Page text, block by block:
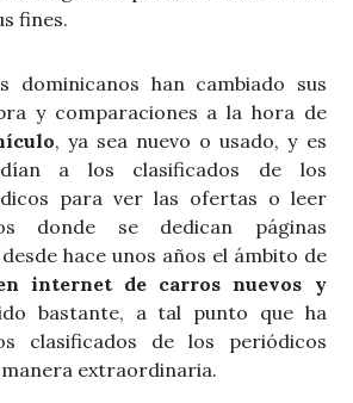
fines.
dominicanos han cambiado sus
y comparaciones a la hora de
, ya sea nuevo o usado, y es
a los clasificados de los
para ver las ofertas o leer
donde se dedican páginas
hace unos años el ámbito de
internet de carros nuevos y
bastante, a tal punto que ha
clasificados de los periódicos
extraordinaria.